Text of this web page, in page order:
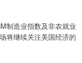
制造业指数及非农就业
将继续关注美国经济的